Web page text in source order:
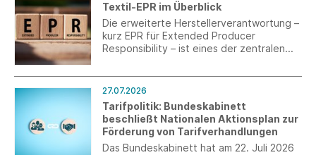
Textil-EPR im Überblick
Die erweiterte Herstellerverantwortung –
kurz EPR für Extended Producer
Responsibility – ist eines der zentralen
die Textilbranche in den kommenden
Jahren begleiten wird. Unsere neue
Textil-EPR-Übersicht bündelt den
aktuellen Stand über die relevanten
Export- und Zielmärkte hinweg und macht
auf einen Blick sichtbar, wo bereits
Pflichten bestehen und wo Systeme
27.07.2026
Tarifpolitik: Bundeskabinett
beschließt Nationalen Aktionsplan zur
Förderung von Tarifverhandlungen
Das Bundeskabinett hat am 22. Juli 2026